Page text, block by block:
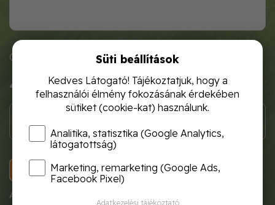
Cikkszám: 154000049
4 800 Ft
KOSÁRBA
A termék átmenetileg nem rendelhető!
Süti beállítások
Kedves Látogató! Tájékoztatjuk, hogy a
felhasználói élmény fokozásának érdekében
sütiket (cookie-kat) használunk.
Analitika, statisztika (Google Analytics,
látogatottság)
Marketing, remarketing (Google Ads,
Facebook Pixel)
Adatkezelési tájékoztató